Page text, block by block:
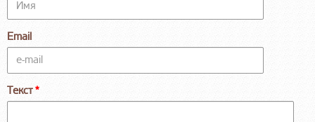
Email
Текст